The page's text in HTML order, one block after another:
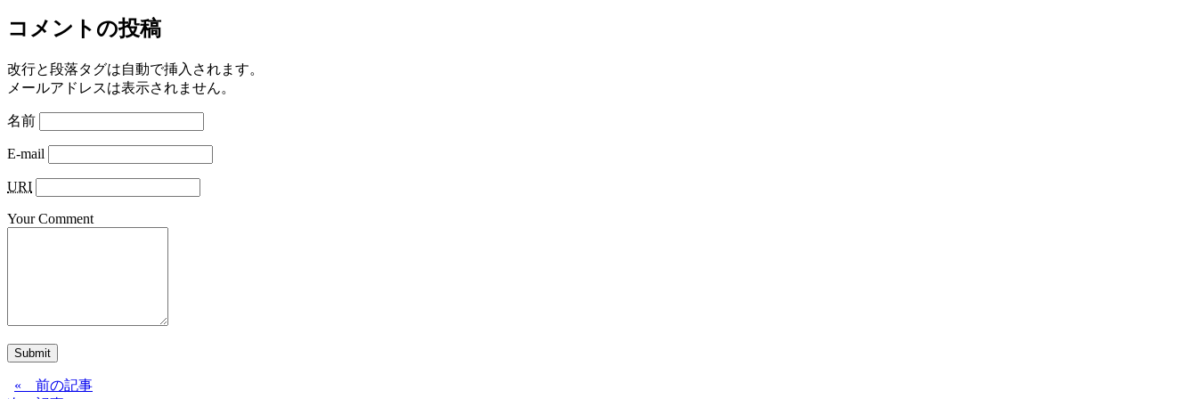
コメントの投稿
改行と段落タグは自動で挿入されます。
メールアドレスは表示されません。
名前
E-mail
URI
Your Comment
Submit
« 前の記事